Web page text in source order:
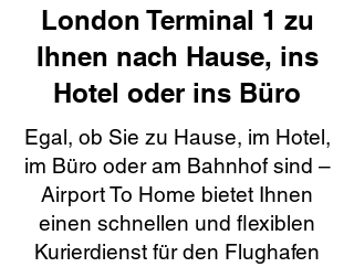
London Terminal 1 zu
Ihnen nach Hause, ins
Hotel oder ins Büro
Egal, ob Sie zu Hause, im Hotel,
im Büro oder am Bahnhof sind –
Airport To Home bietet Ihnen
einen schnellen und flexiblen
Kurierdienst für den Flughafen